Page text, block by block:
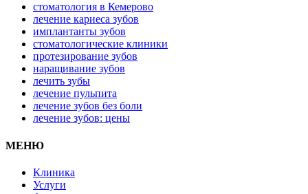
стоматология в Кемерово
лечение кариеса зубов
имплантанты зубов
стоматологические клиники
протезирование зубов
наращивание зубов
лечить зубы
лечение пульпита
лечение зубов без боли
лечение зубов: цены
МЕНЮ
Клиника
Услуги